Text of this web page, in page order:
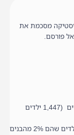
לסטטיסטיקה מסכמת את
– השם הנפוץ ביותר בקרב הבנים היהודים (1,447 ילדים
– השם השני הנפוץ שניתן ל-1,323 ילדים שהם 2% מהבנים